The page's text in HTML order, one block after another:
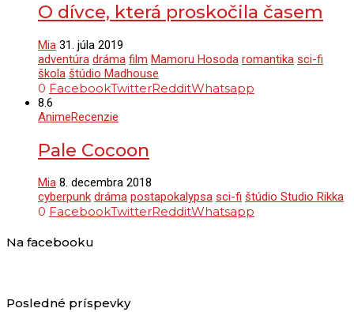
O dívce, která proskočila časem
Mia 31. júla 2019
adventúra dráma film Mamoru Hosoda romantika sci-fi
škola štúdio Madhouse
0 FacebookTwitterRedditWhatsapp
8.6
AnimeRecenzie
Pale Cocoon
Mia 8. decembra 2018
cyberpunk dráma postapokalypsa sci-fi štúdio Studio Rikka
0 FacebookTwitterRedditWhatsapp
Na facebooku
Posledné príspevky